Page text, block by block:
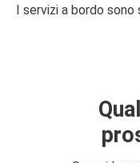
I servizi a bordo